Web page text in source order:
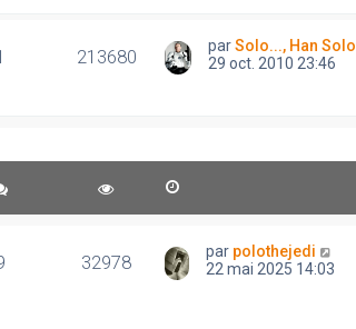
213680 parSolo..., Han Solo
29 oct. 2010 23:46
32978 par polothejedi
22 mai 2025 14:03